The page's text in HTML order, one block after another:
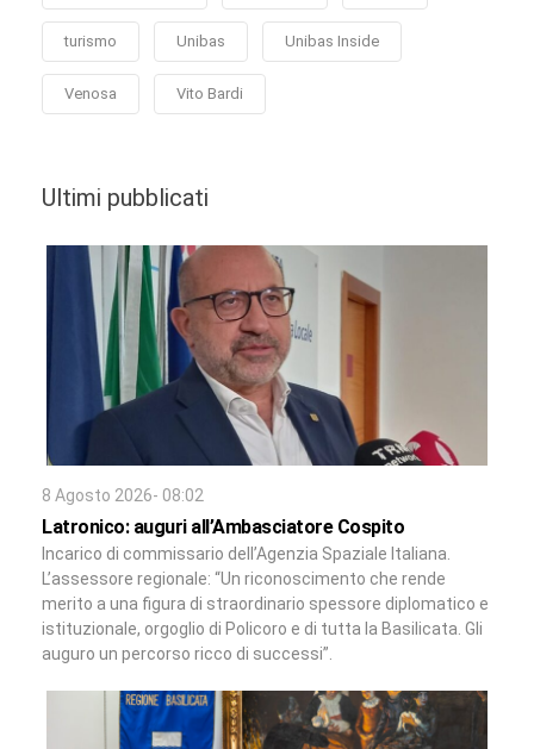
turismo Unibas Unibas Inside
Venosa Vito Bardi
Ultimi pubblicati
8 Agosto 2026- 08:02
Latronico: auguri all’Ambasciatore Cospito
Incarico di commissario dell’Agenzia Spaziale Italiana.
L’assessore regionale: “Un riconoscimento che rende
merito a una figura di straordinario spessore diplomatico e
istituzionale, orgoglio di Policoro e di tutta la Basilicata. Gli
auguro un percorso ricco di successi”.